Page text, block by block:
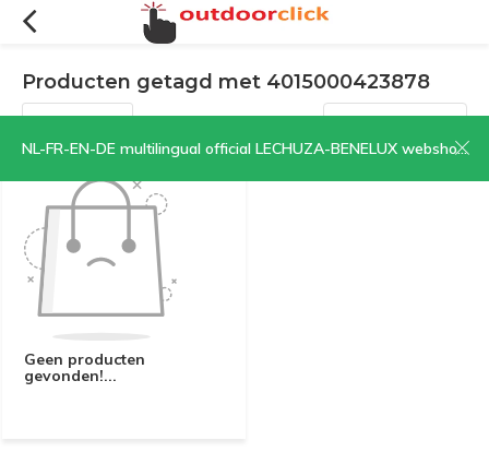
NL-FR-EN-DE multilingual official LECHUZA-BENELUX webshop | CLICK HERE NOW!
Producten getagd met 4015000423878
Filters Sorteren op:
Geen producten
gevonden!...